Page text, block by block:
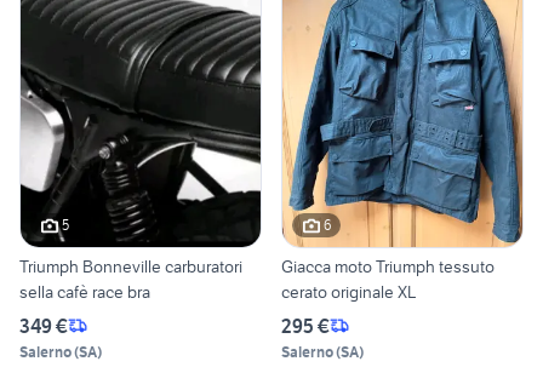
5
Triumph Bonneville carburatori
sella cafè race bra
349 €
Salerno(SA)
6
Giacca moto Triumph tessuto
cerato originale XL
295 €
Salerno(SA)